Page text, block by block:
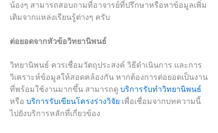
น้องๆ สามารถสอบถามที่อาจารย์ที่ปรึกษาหรือหาข้อมูลเพิ่ม
เติมจากแหล่งเรียนรู้ต่างๆ ครับ
ต่อยอดจากหัวข้อวิทยานิพนธ์
วิทยานิพนธ์ ควรเชื่อมวัตถุประสงค์ วิธีดำเนินการ และการ
วิเคราะห์ข้อมูลให้สอดคล้องกัน หากต้องการต่อยอดเป็นงาน
ที่พร้อมใช้งานมากขึ้น สามารถดู บริการรับทำวิทยานิพนธ์
หรือ บริการรับเขียนโครงร่างวิจัย เพื่อเชื่อมจากบทความนี้
ไปยังบริการหลักที่เกี่ยวข้อง